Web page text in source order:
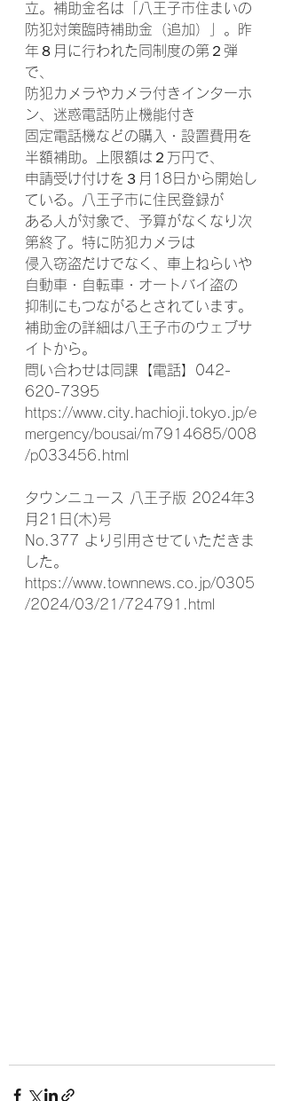
立。補助金名は「八王子市住まいの
防犯対策臨時補助金（追加）」。昨
年８月に行われた同制度の第２弾
で、
防犯カメラやカメラ付きインターホ
ン、迷惑電話防止機能付き
固定電話機などの購入・設置費用を
半額補助。上限額は２万円で、
申請受け付けを３月18日から開始し
ている。八王子市に住民登録が
ある人が対象で、予算がなくなり次
第終了。特に防犯カメラは
侵入窃盗だけでなく、車上ねらいや
自動車・自転車・オートバイ盗の
抑制にもつながるとされています。
補助金の詳細は八王子市のウェブサ
イトから。
問い合わせは同課【電話】042-
620-7395
https://www.city.hachioji.tokyo.jp/e
mergency/bousai/m7914685/008
/p033456.html
タウンニュース 八王子版 2024年3
月21日(木)号
No.377 より引用させていただきま
した。
https://www.townnews.co.jp/0305
/2024/03/21/724791.html